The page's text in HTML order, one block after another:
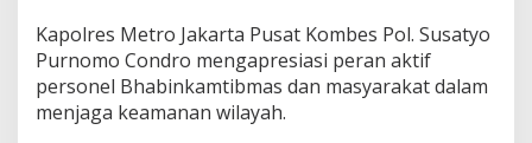
b
a
n
g
P
Kapolres Metro Jakarta Pusat Kombes Pol. Susatyo
Purnomo Condro mengapresiasi peran aktif
personel Bhabinkamtibmas dan masyarakat dalam
menjaga keamanan wilayah.